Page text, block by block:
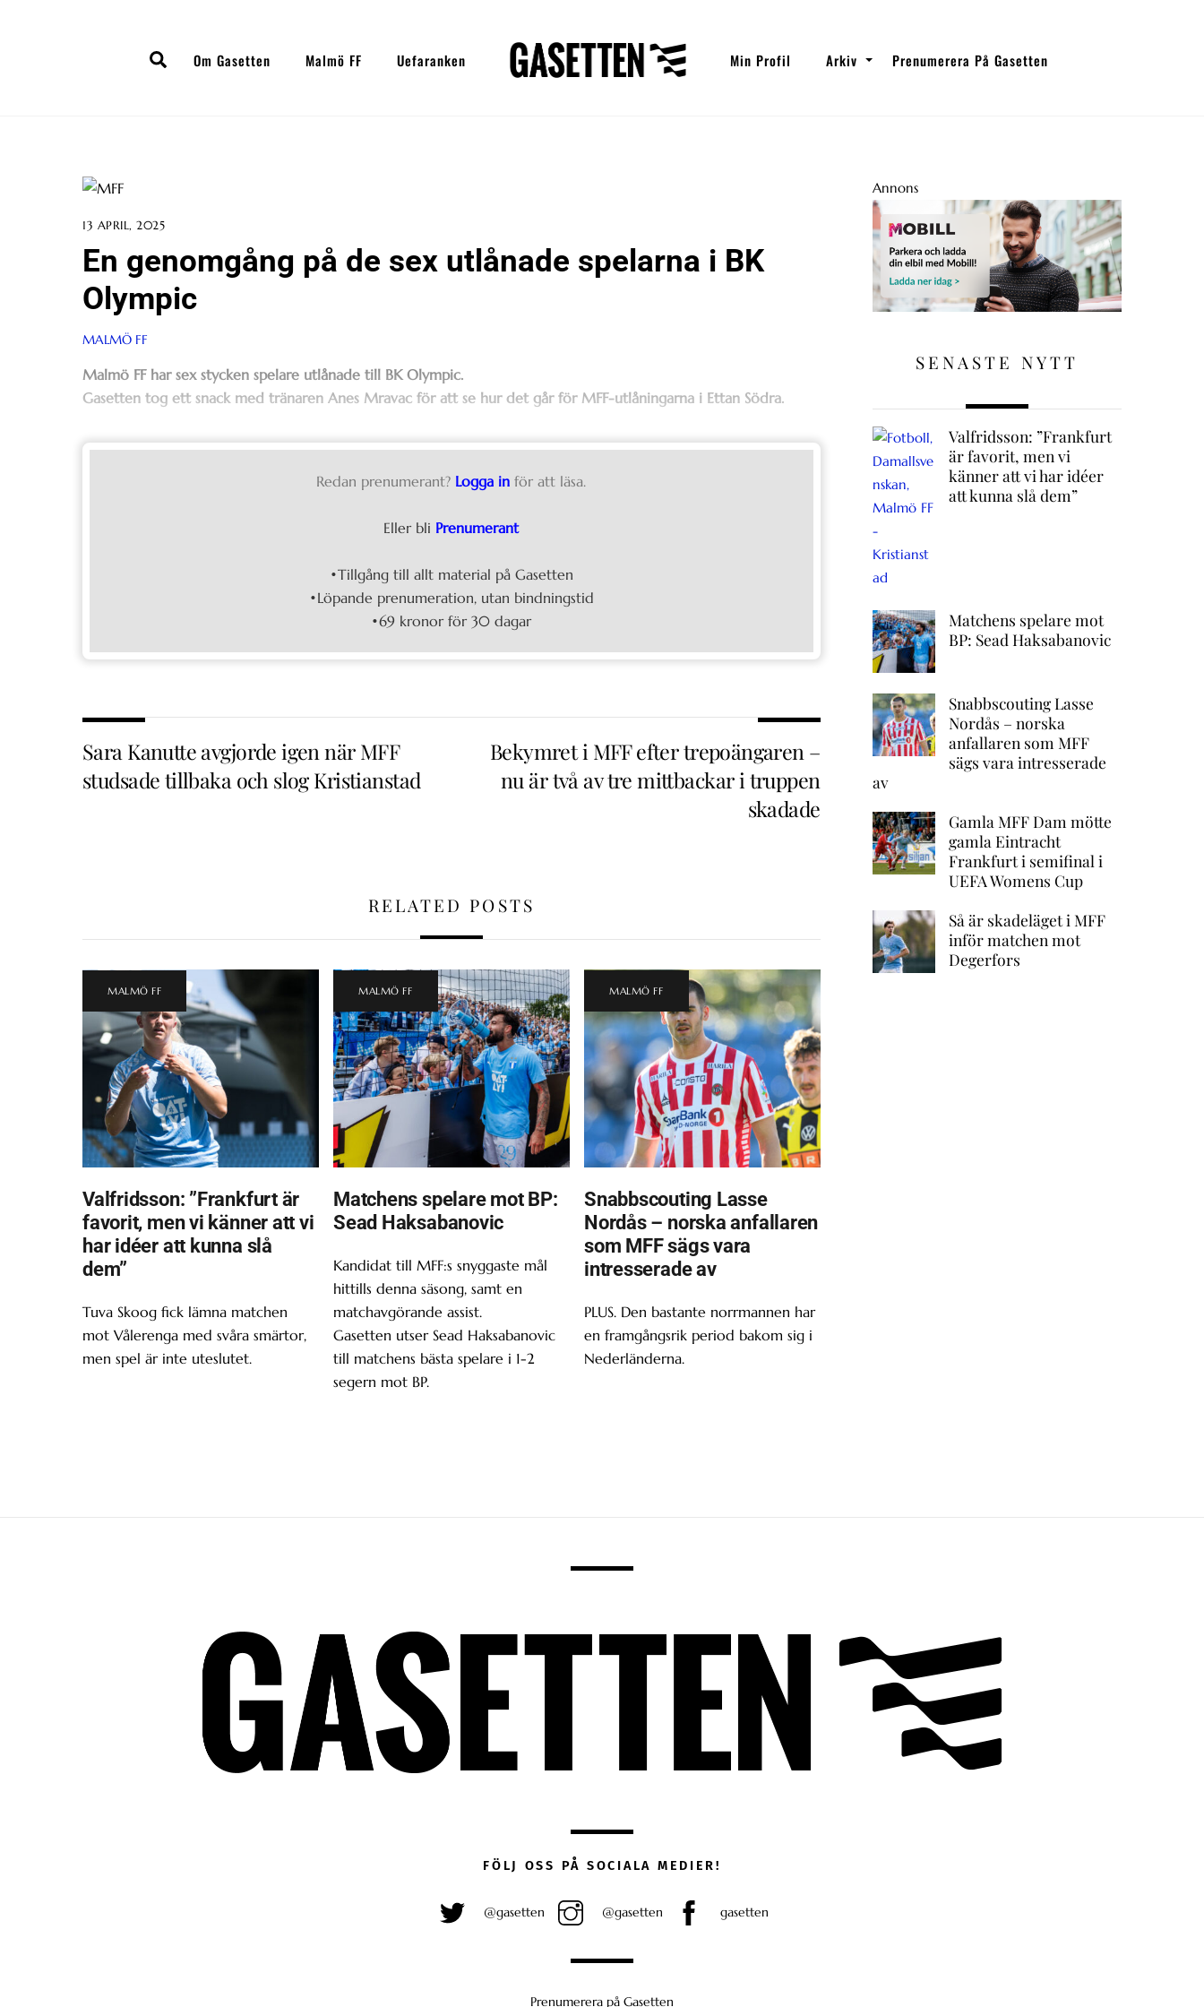
SearchOm Gasetten Malmö FF Uefaranken Min Profil Arkiv Prenumerera På Gasetten
13 APRIL, 2025
En genomgång på de sex utlånade spelarna i BK
Olympic
MALMÖ FF
Malmö FF har sex stycken spelare utlånade till BK Olympic.
Gasetten tog ett snack med tränaren Anes Mravac för att se hur det går för MFF-utlåningarna i Ettan Södra.
Redan prenumerant? Logga in för att läsa.
Eller bli Prenumerant
•Tillgång till allt material på Gasetten
•Löpande prenumeration, utan bindningstid
•69 kronor för 30 dagar
Sara Kanutte avgjorde igen när MFF
studsade tillbaka och slog Kristianstad
Bekymret i MFF efter trepoängaren –
nu är två av tre mittbackar i truppen
skadade
RELATED POSTS
MALMÖ FF
Valfridsson: ”Frankfurt är
favorit, men vi känner att vi
har idéer att kunna slå
dem”
Tuva Skoog fick lämna matchen
mot Vålerenga med svåra smärtor,
men spel är inte uteslutet.
MALMÖ FF
Matchens spelare mot BP:
Sead Haksabanovic
Kandidat till MFF:s snyggaste mål
hittills denna säsong, samt en
matchavgörande assist.
Gasetten utser Sead Haksabanovic
till matchens bästa spelare i 1-2
segern mot BP.
MALMÖ FF
Snabbscouting Lasse
Nordås – norska anfallaren
som MFF sägs vara
intresserade av
PLUS. Den bastante norrmannen har
en framgångsrik period bakom sig i
Nederländerna.
Annons
SENASTE NYTT
Valfridsson: ”Frankfurt
är favorit, men vi
känner att vi har idéer
att kunna slå dem”
Matchens spelare mot
BP: Sead Haksabanovic
Snabbscouting Lasse
Nordås – norska
anfallaren som MFF
sägs vara intresserade
av
Gamla MFF Dam mötte
gamla Eintracht
Frankfurt i semifinal i
UEFA Womens Cup
Så är skadeläget i MFF
inför matchen mot
Degerfors
FÖLJ OSS PÅ SOCIALA MEDIER!
@gasetten @gasetten gasetten
Prenumerera på Gasetten